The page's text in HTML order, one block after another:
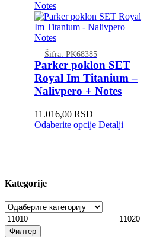
Šifra: PK68385
Parker poklon SET
Royal Im Titanium –
Nalivpero + Notes
11.016,00 RSD
Odaberite opcije Detalji
Kategorije
Минимална
цена
Максимална
цена
Филтер